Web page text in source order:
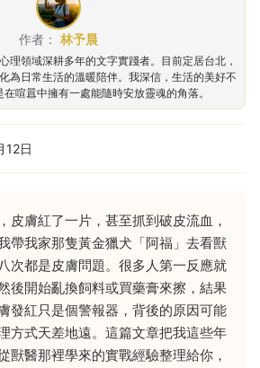
作者： 林予晨
理領域深耕多年的文字實踐者。目前定居台北，
為日常生活的溫暖陪伴。我深信，生活的美好不
喧囂中擁有一處能隨時安放靈魂的角落。
12日
皮膚紅了一片，甚至抓到破皮流血，
帶我家那隻黃金獵犬「阿福」去看獸
次都是皮膚問題。很多人第一反應就
後開始亂換飼料或買藥膏來擦，結果
發紅只是個警報器，背後的原因可能
方式天差地遠。這篇文章把我這些年
獸醫那裡學來的實戰經驗整理給你，